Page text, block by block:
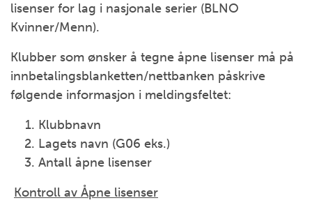
lisenser for lag i nasjonale serier (BLNO
Kvinner/Menn).
Klubber som ønsker å tegne åpne lisenser må på
innbetalingsblanketten/nettbanken påskrive
følgende informasjon i meldingsfeltet:
Klubbnavn
Lagets navn (G06 eks.)
Antall åpne lisenser
Kontroll av Åpne lisenser